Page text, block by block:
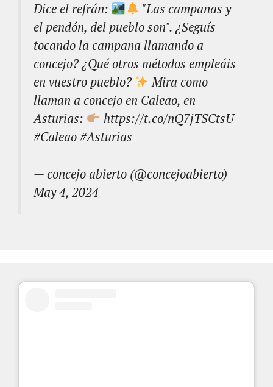
Dice el refrán:
"Las campanas y
el pendón, del pueblo son". ¿Seguís
tocando la campana llamando a
concejo? ¿Qué otros métodos empleáis
en vuestro pueblo?
Mira como
llaman a concejo en Caleao, en
Asturias:
https://t.co/nQ7jTSCtsU
#Caleao#Asturias
— concejo abierto (@concejoabierto)
May 4, 2024